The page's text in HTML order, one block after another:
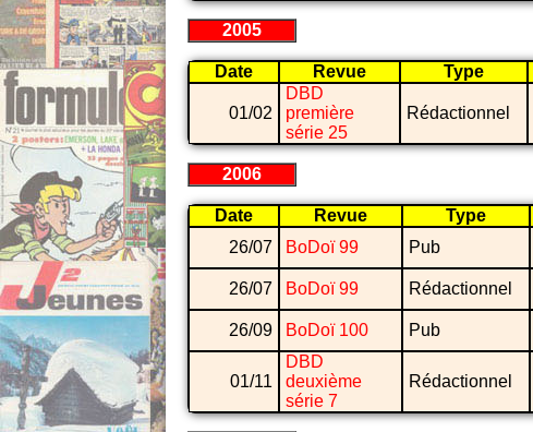
2005
Date Revue Type
01/02
DBD
première
série 25
Rédactionnel
2006
Date Revue Type
26/07
BoDoï 99 Pub
26/07
BoDoï 99 Rédactionnel
26/09
BoDoï 100 Pub
01/11
DBD
deuxième
série 7
Rédactionnel